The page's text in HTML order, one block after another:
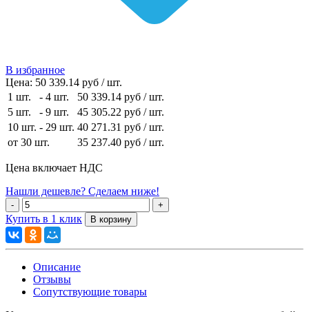
В избранное
Цена: 50 339.14 руб / шт.
1 шт.
- 4 шт. 50 339.14 руб / шт.
5 шт.
- 9 шт. 45 305.22 руб / шт.
10 шт. - 29 шт. 40 271.31 руб / шт.
от 30 шт.
35 237.40 руб / шт.
Цена включает НДС
Нашли дешевле? Сделаем ниже!
Купить в 1 клик
Описание
Отзывы
Сопутствующие товары